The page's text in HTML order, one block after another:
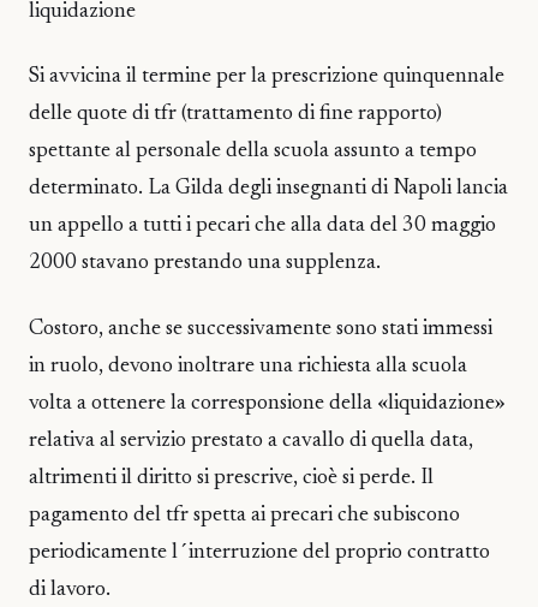
liquidazione
Si avvicina il termine per la prescrizione quinquennale
delle quote di tfr (trattamento di fine rapporto)
spettante al personale della scuola assunto a tempo
determinato. La Gilda degli insegnanti di Napoli lancia
un appello a tutti i pecari che alla data del 30 maggio
2000 stavano prestando una supplenza.
Costoro, anche se successivamente sono stati immessi
in ruolo, devono inoltrare una richiesta alla scuola
volta a ottenere la corresponsione della «liquidazione»
relativa al servizio prestato a cavallo di quella data,
altrimenti il diritto si prescrive, cioè si perde. Il
pagamento del tfr spetta ai precari che subiscono
periodicamente l´interruzione del proprio contratto
di lavoro.